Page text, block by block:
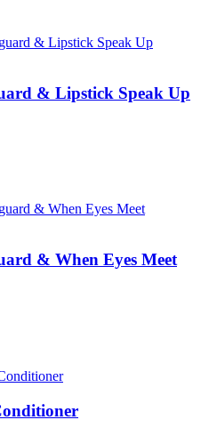
& Lipstick Speak Up
& When Eyes Meet